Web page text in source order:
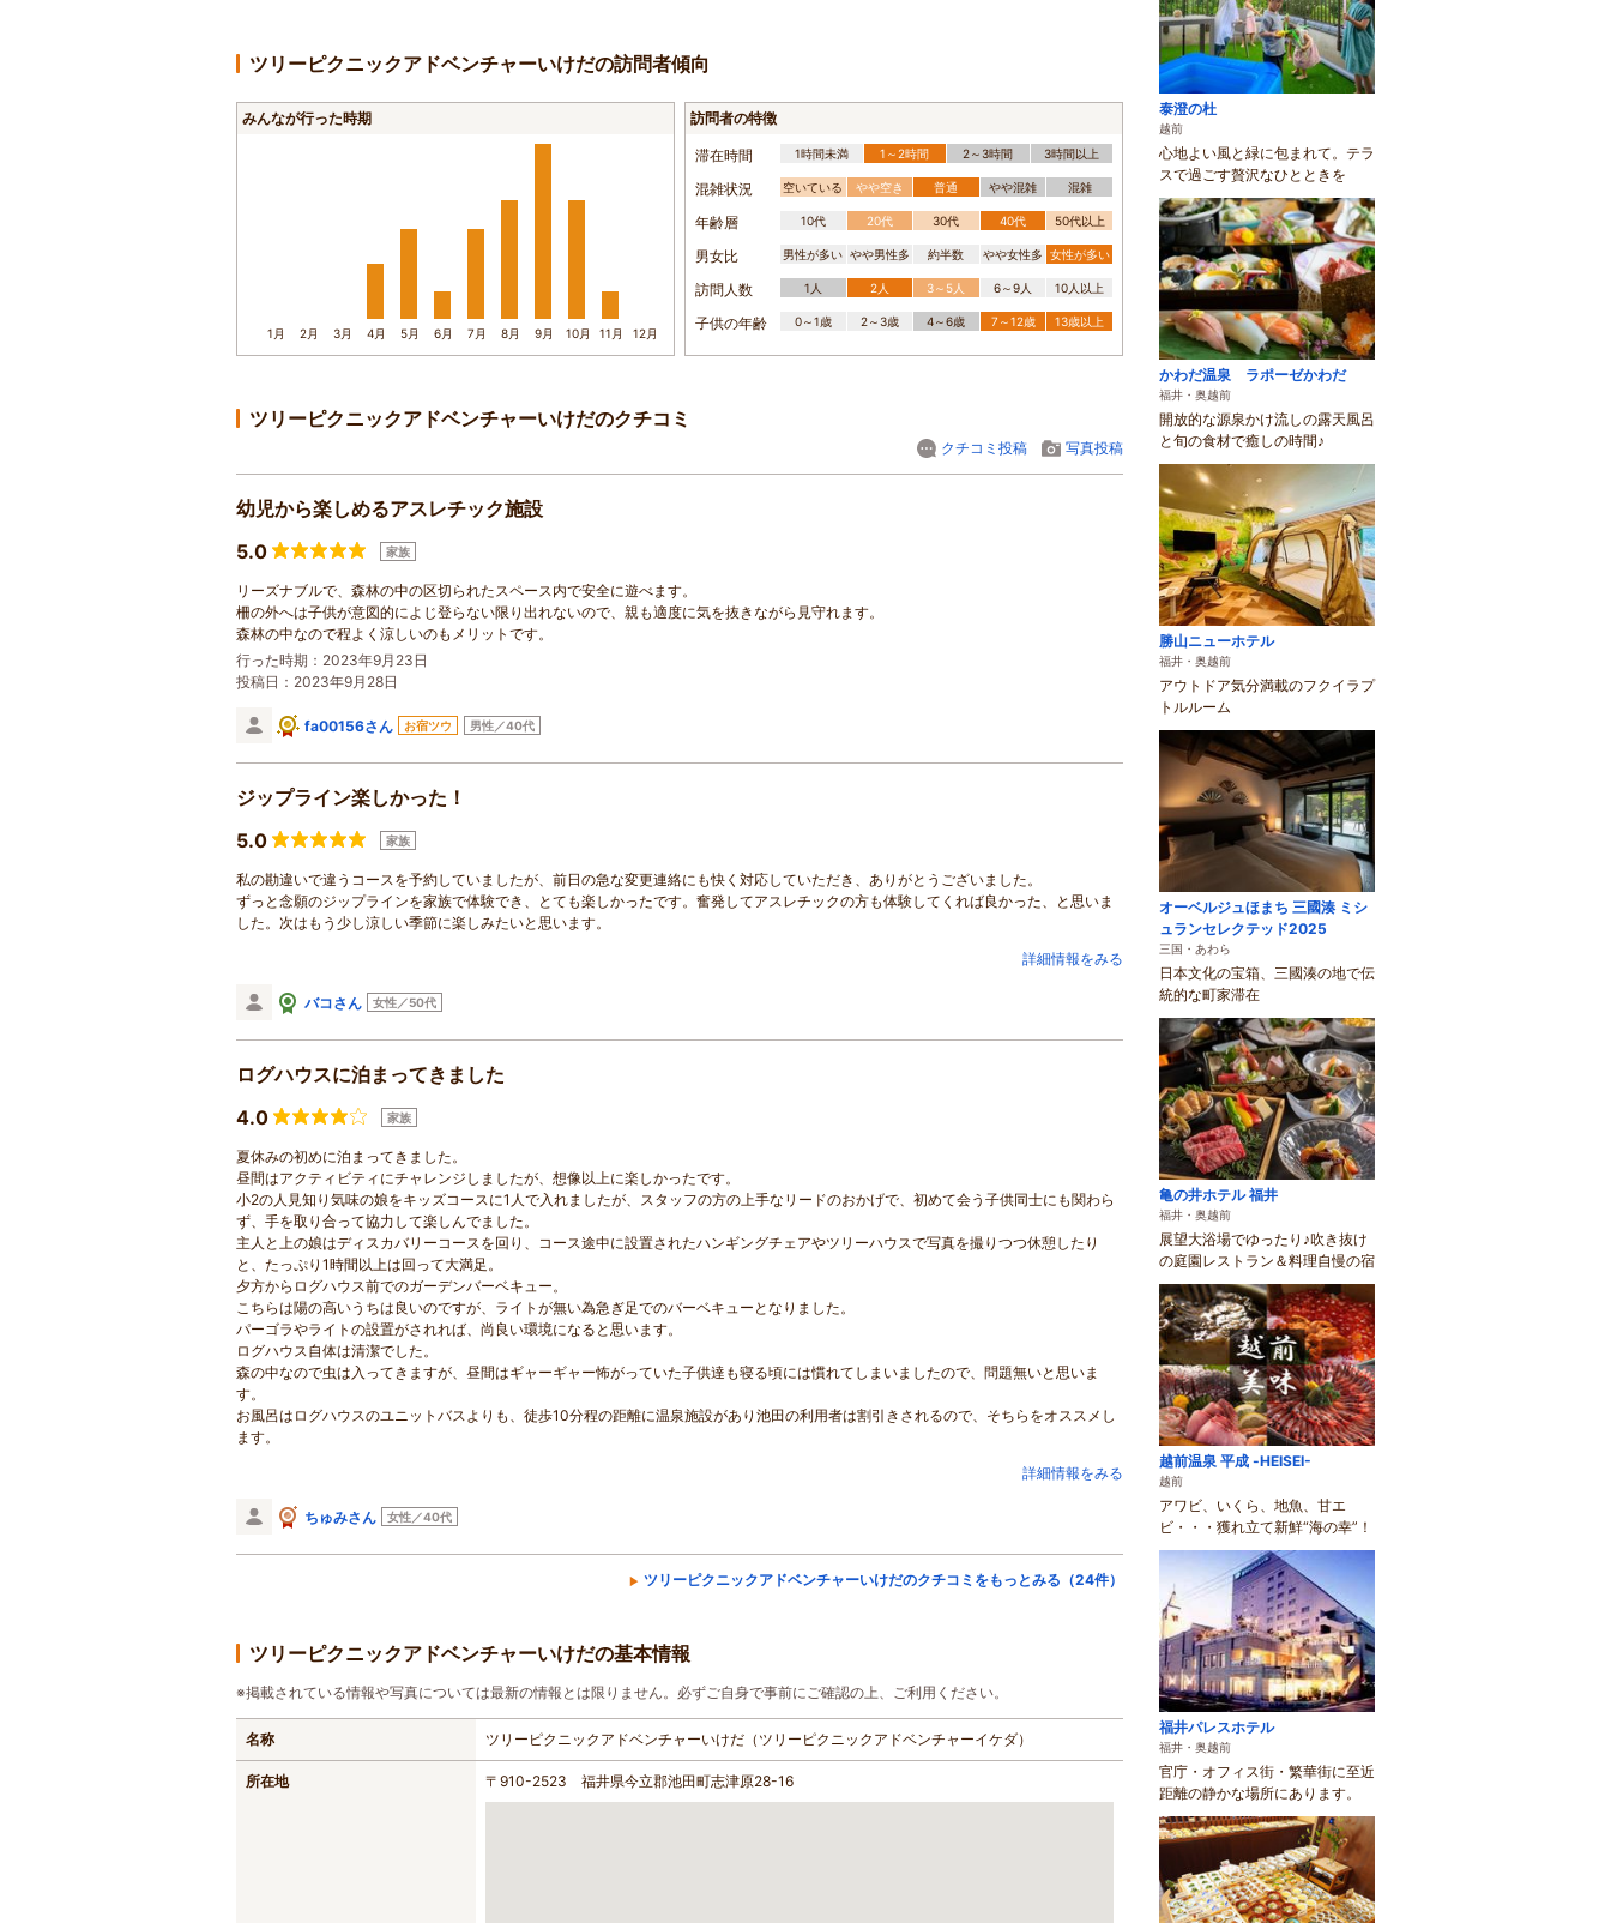
ツリーピクニックアドベンチャーいけだの訪問者傾向
みんなが行った時期
1月 2月 3月 4月 5月 6月 7月 8月 9月 10月 11月 12月
訪問者の特徴
滞在時間 1時間未満 1～2時間 2～3時間 3時間以上
混雑状況 空いている やや空き 普通 やや混雑 混雑
年齢層 10代 20代 30代 40代 50代以上
男女比 男性が多い やや男性多 約半数 やや女性多 女性が多い
訪問人数 1人 2人 3～5人 6～9人 10人以上
子供の年齢 0～1歳 2～3歳 4～6歳 7～12歳 13歳以上
ツリーピクニックアドベンチャーいけだのクチコミ
クチコミ投稿 写真投稿
幼児から楽しめるアスレチック施設
5.0
家族
リーズナブルで、森林の中の区切られたスペース内で安全に遊べます。
柵の外へは子供が意図的によじ登らない限り出れないので、親も適度に気を抜きながら見守れます。
森林の中なので程よく涼しいのもメリットです。
行った時期：2023年9月23日
投稿日：2023年9月28日
fa00156さん お宿ツウ 男性／40代
ジップライン楽しかった！
5.0
家族
私の勘違いで違うコースを予約していましたが、前日の急な変更連絡にも快く対応していただき、ありがとうございました。
ずっと念願のジップラインを家族で体験でき、とても楽しかったです。奮発してアスレチックの方も体験してくれば良かった、と思いま
した。次はもう少し涼しい季節に楽しみたいと思います。
詳細情報をみる
バコさん 女性／50代
ログハウスに泊まってきました
4.0
家族
夏休みの初めに泊まってきました。
昼間はアクティビティにチャレンジしましたが、想像以上に楽しかったです。
小2の人見知り気味の娘をキッズコースに1人で入れましたが、スタッフの方の上手なリードのおかげで、初めて会う子供同士にも関わら
ず、手を取り合って協力して楽しんでました。
主人と上の娘はディスカバリーコースを回り、コース途中に設置されたハンギングチェアやツリーハウスで写真を撮りつつ休憩したり
と、たっぷり1時間以上は回って大満足。
夕方からログハウス前でのガーデンバーベキュー。
こちらは陽の高いうちは良いのですが、ライトが無い為急ぎ足でのバーベキューとなりました。
パーゴラやライトの設置がされれば、尚良い環境になると思います。
ログハウス自体は清潔でした。
森の中なので虫は入ってきますが、昼間はギャーギャー怖がっていた子供達も寝る頃には慣れてしまいましたので、問題無いと思いま
す。
お風呂はログハウスのユニットバスよりも、徒歩10分程の距離に温泉施設があり池田の利用者は割引きされるので、そちらをオススメし
ます。
詳細情報をみる
ちゅみさん 女性／40代
ツリーピクニックアドベンチャーいけだのクチコミをもっとみる（24件）
ツリーピクニックアドベンチャーいけだの基本情報
※掲載されている情報や写真については最新の情報とは限りません。必ずご自身で事前にご確認の上、ご利用ください。
名称 ツリーピクニックアドベンチャーいけだ（ツリーピクニックアドベンチャーイケダ）
所在地 〒910-2523 福井県今立郡池田町志津原28-16
泰澄の杜
越前
心地よい風と緑に包まれて。テラ
スで過ごす贅沢なひとときを
かわだ温泉 ラポーゼかわだ
福井・奥越前
開放的な源泉かけ流しの露天風呂
と旬の食材で癒しの時間♪
勝山ニューホテル
福井・奥越前
アウトドア気分満載のフクイラプ
トルルーム
オーベルジュほまち 三國湊 ミシ
ュランセレクテッド2025
三国・あわら
日本文化の宝箱、三國湊の地で伝
統的な町家滞在
亀の井ホテル 福井
福井・奥越前
展望大浴場でゆったり♪吹き抜け
の庭園レストラン＆料理自慢の宿
越前温泉 平成 -HEISEI-
越前
アワビ、いくら、地魚、甘エ
ビ・・・獲れ立て新鮮“海の幸”！
福井パレスホテル
福井・奥越前
官庁・オフィス街・繁華街に至近
距離の静かな場所にあります。